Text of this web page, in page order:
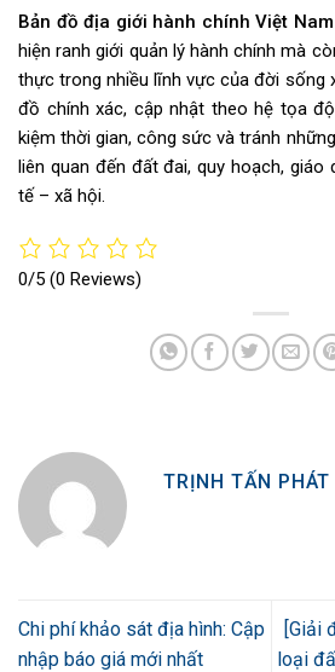
Bản đồ địa giới hành chính Việt Nam
hiện ranh giới quản lý hành chính mà
thực trong nhiều lĩnh vực của đời sống
đồ chính xác, cập nhật theo hệ tọa
kiệm thời gian, công sức và tránh
liên quan đến đất đai, quy hoạch, giáo
tế – xã hội.
0/5 (0 Reviews)
TRỊNH TẤN PHÁT
Chi phí khảo sát địa hình: Cập
nhập báo giá mới nhất
[Giải
loại